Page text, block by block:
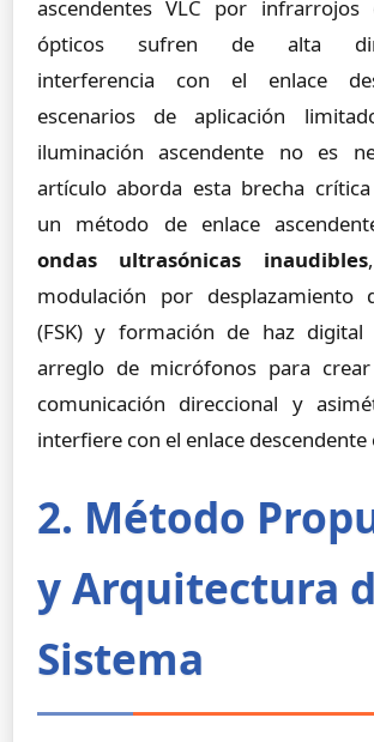
ascendentes VLC por
ópticos sufren de alta
interferencia con el enlace
escenarios de aplicación
iluminación ascendente no es
artículo aborda esta brecha
un método de enlace
ondas ultrasónicas inaudibles
modulación por desplazamiento
(FSK) y formación de haz digital
arreglo de micrófonos para
comunicación direccional y
interfiere con el enlace descendente
2. Método
y Arquitectura
Sistema